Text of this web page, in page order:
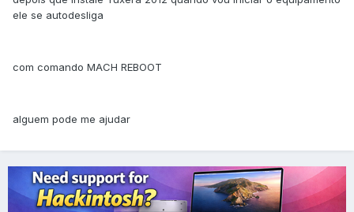
ele se autodesliga
com comando MACH REBOOT
alguem pode me ajudar